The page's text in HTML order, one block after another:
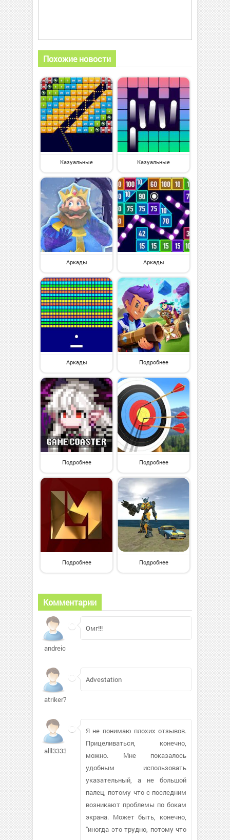
Похожие новости
Казуальные Казуальные
Аркады Аркады
Аркады Подробнее
Подробнее Подробнее
Подробнее Подробнее
Комментарии
andreicom
Омг!!!
atriker70
Advestation
alll333385
Я не понимаю плохих отзывов.
Прицеливаться, конечно,
можно. Мне показалось
удобным использовать
указательный, а не большой
палец, потому что с последним
возникают проблемы по бокам
экрана. Может быть, конечно,
"иногда это трудно, потому что